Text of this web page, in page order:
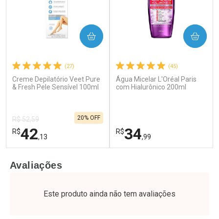
Ativar Desconto
Por R$ 34,39/cada
Ativar Desconto
(27)
Creme Depilatório Veet Pure
& Fresh Pele Sensível 100ml
R$ 52,59
R$42,13
20% OFF
COMPRAR
Laboratório
Por Menos
(45)
Água Micelar L'Oréal Paris
com Hialurônico 200ml
R$34,99
COMPRAR
Laboratório
Por Menos
Avaliações
Este produto ainda não tem avaliações